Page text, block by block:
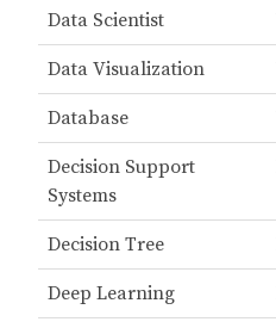
Data Scientist
Data Visualization
Database
Decision Support
Systems
Decision Tree
Deep Learning